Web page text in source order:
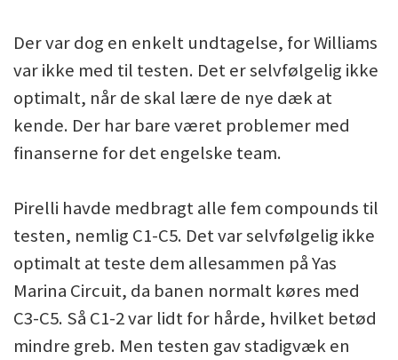
Der var dog en enkelt undtagelse, for Williams
var ikke med til testen. Det er selvfølgelig ikke
optimalt, når de skal lære de nye dæk at
kende. Der har bare været problemer med
finanserne for det engelske team.
Pirelli havde medbragt alle fem compounds til
testen, nemlig C1-C5. Det var selvfølgelig ikke
optimalt at teste dem allesammen på Yas
Marina Circuit, da banen normalt køres med
C3-C5. Så C1-2 var lidt for hårde, hvilket betød
mindre greb. Men testen gav stadigvæk en